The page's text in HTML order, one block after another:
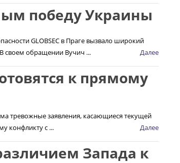
победу Украины
GLOBSEC в Праге вызвало широкий
своем обращении Вучич ...
Далее
к прямому
тревожные заявления, касающиеся текущей
конфликту с ...
Далее
Запада к